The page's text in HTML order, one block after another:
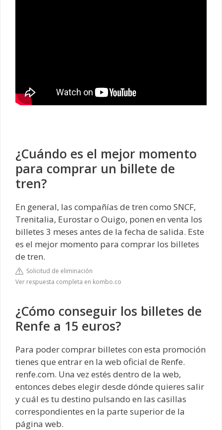
¿Cuándo es el mejor momento
para comprar un billete de
tren?
En general, las compañías de tren como SNCF,
Trenitalia, Eurostar o Ouigo, ponen en venta los
billetes 3 meses antes de la fecha de salida. Este
es el mejor momento para comprar los billetes
de tren.
Solicitud de eliminación
Ver respuesta completa en kombo.co
¿Cómo conseguir los billetes de
Renfe a 15 euros?
Para poder comprar billetes con esta promoción
tienes que entrar en la web oficial de Renfe.
renfe.com. Una vez estés dentro de la web,
entonces debes elegir desde dónde quieres salir
y cuál es tu destino pulsando en las casillas
correspondientes en la parte superior de la
página web.